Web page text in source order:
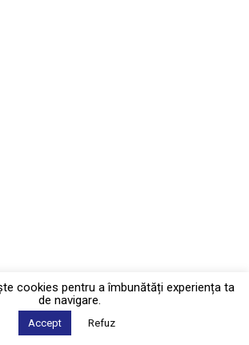
cookies pentru a îmbunătăți experiența ta
de navigare.
Accept Refuz